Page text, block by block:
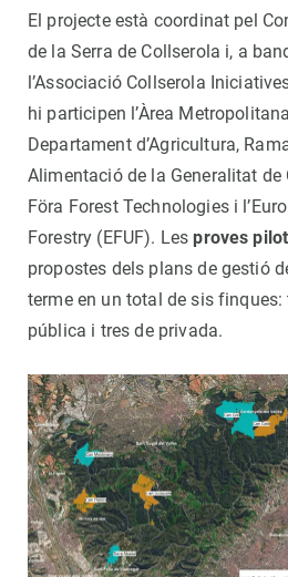
El projecte està coordinat pel
de la Serra de Collserola i, a
l’Associació Collserola
hi participen l’Àrea
Departament d’Agricultura,
Alimentació de la Generalitat de
Föra Forest Technologies i
Forestry (EFUF). Lesproves pilot
propostes dels plans de gestió
terme en un total de sis
pública i tres de privada.